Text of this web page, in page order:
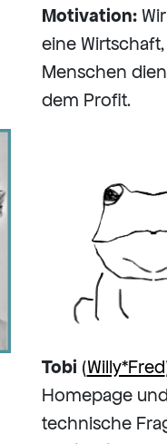
Motivation:
eine
Menschen
dem Profit.
Tobi (Willy*Fred
Homepage
technische